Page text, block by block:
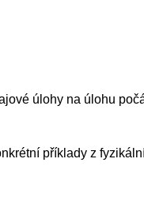
úlohy na úlohu
příklady z